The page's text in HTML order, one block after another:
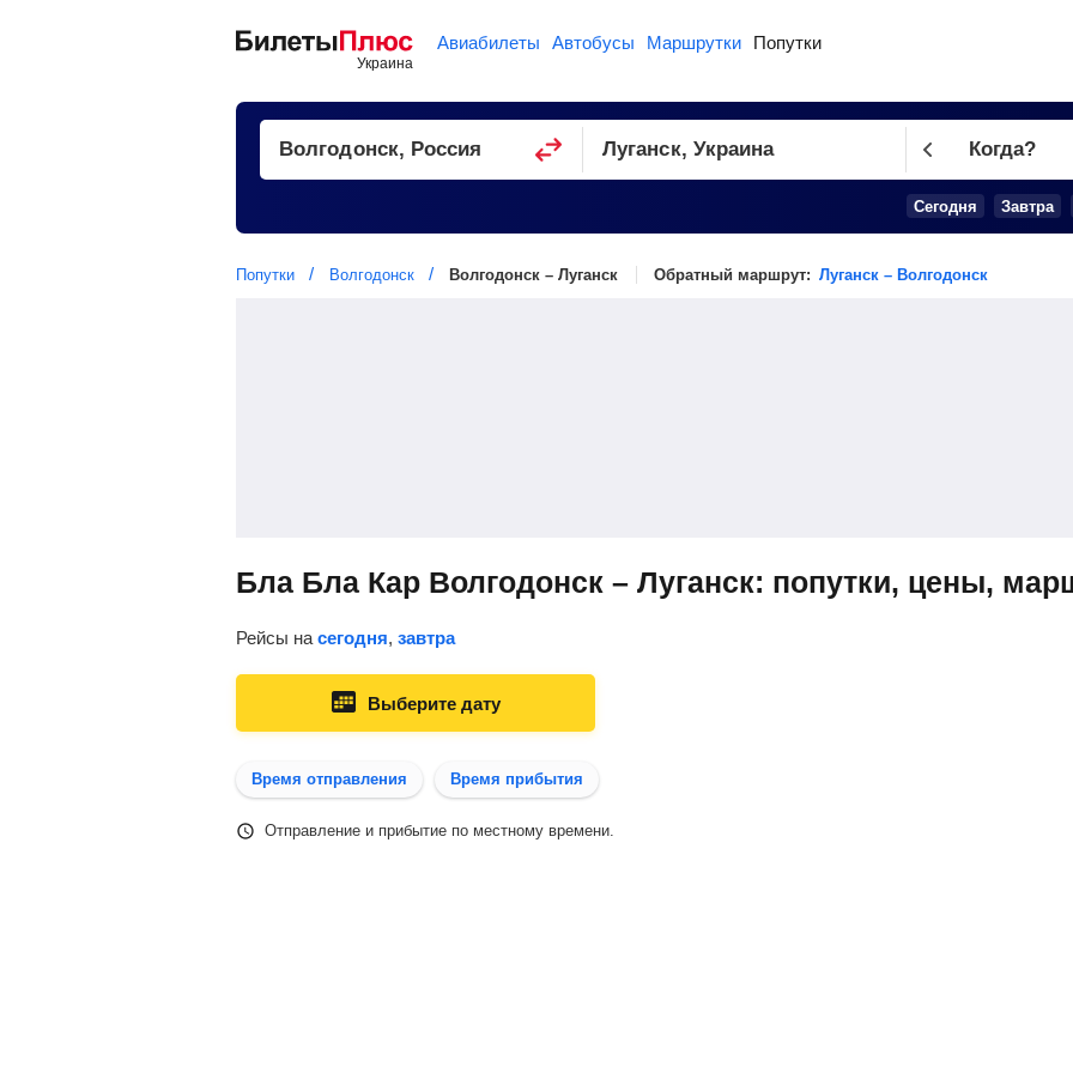
Авиабилеты Автобусы Маршрутки Попутки
Когда?
Сегодня Завтра
Попутки Волгодонск Волгодонск – Луганск Обратный маршрут: Луганск – Волгодонск
Бла Бла Кар Волгодонск – Луганск: попутки, цены,
Рейсы на сегодня, завтра
Выберите дату
Время отправления Время прибытия
Отправление и прибытие по местному времени.